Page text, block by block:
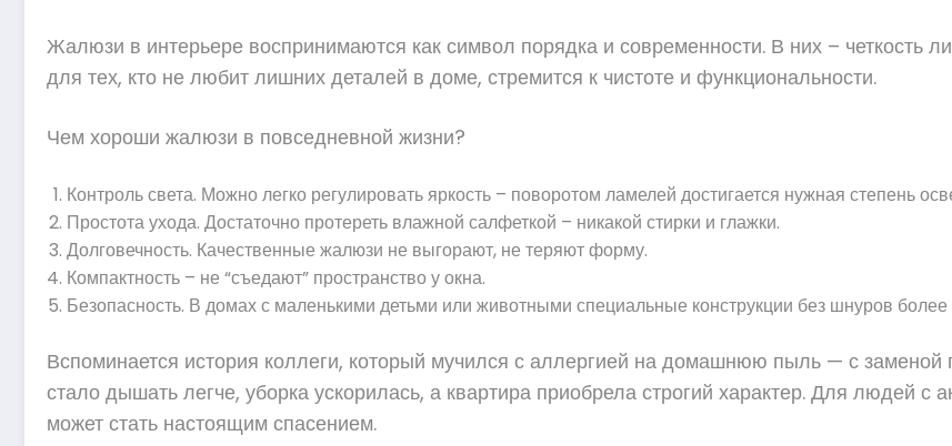
Жалюзи в интерьере воспринимаются как символ порядка и современности. В них – четкость
для тех, кто не любит лишних деталей в доме, стремится к чистоте и функциональности.
Чем хороши жалюзи в повседневной жизни?
Контроль света. Можно легко регулировать яркость – поворотом ламелей достигается нужная степень
Простота ухода. Достаточно протереть влажной салфеткой – никакой стирки и глажки.
Долговечность. Качественные жалюзи не выгорают, не теряют форму.
Компактность – не “съедают” пространство у окна.
Безопасность. В домах с маленькими детьми или животными специальные конструкции без шнуров
Вспоминается история коллеги, который мучился с аллергией на домашнюю пыль — с
стало дышать легче, уборка ускорилась, а квартира приобрела строгий характер. Для людей с
может стать настоящим спасением.